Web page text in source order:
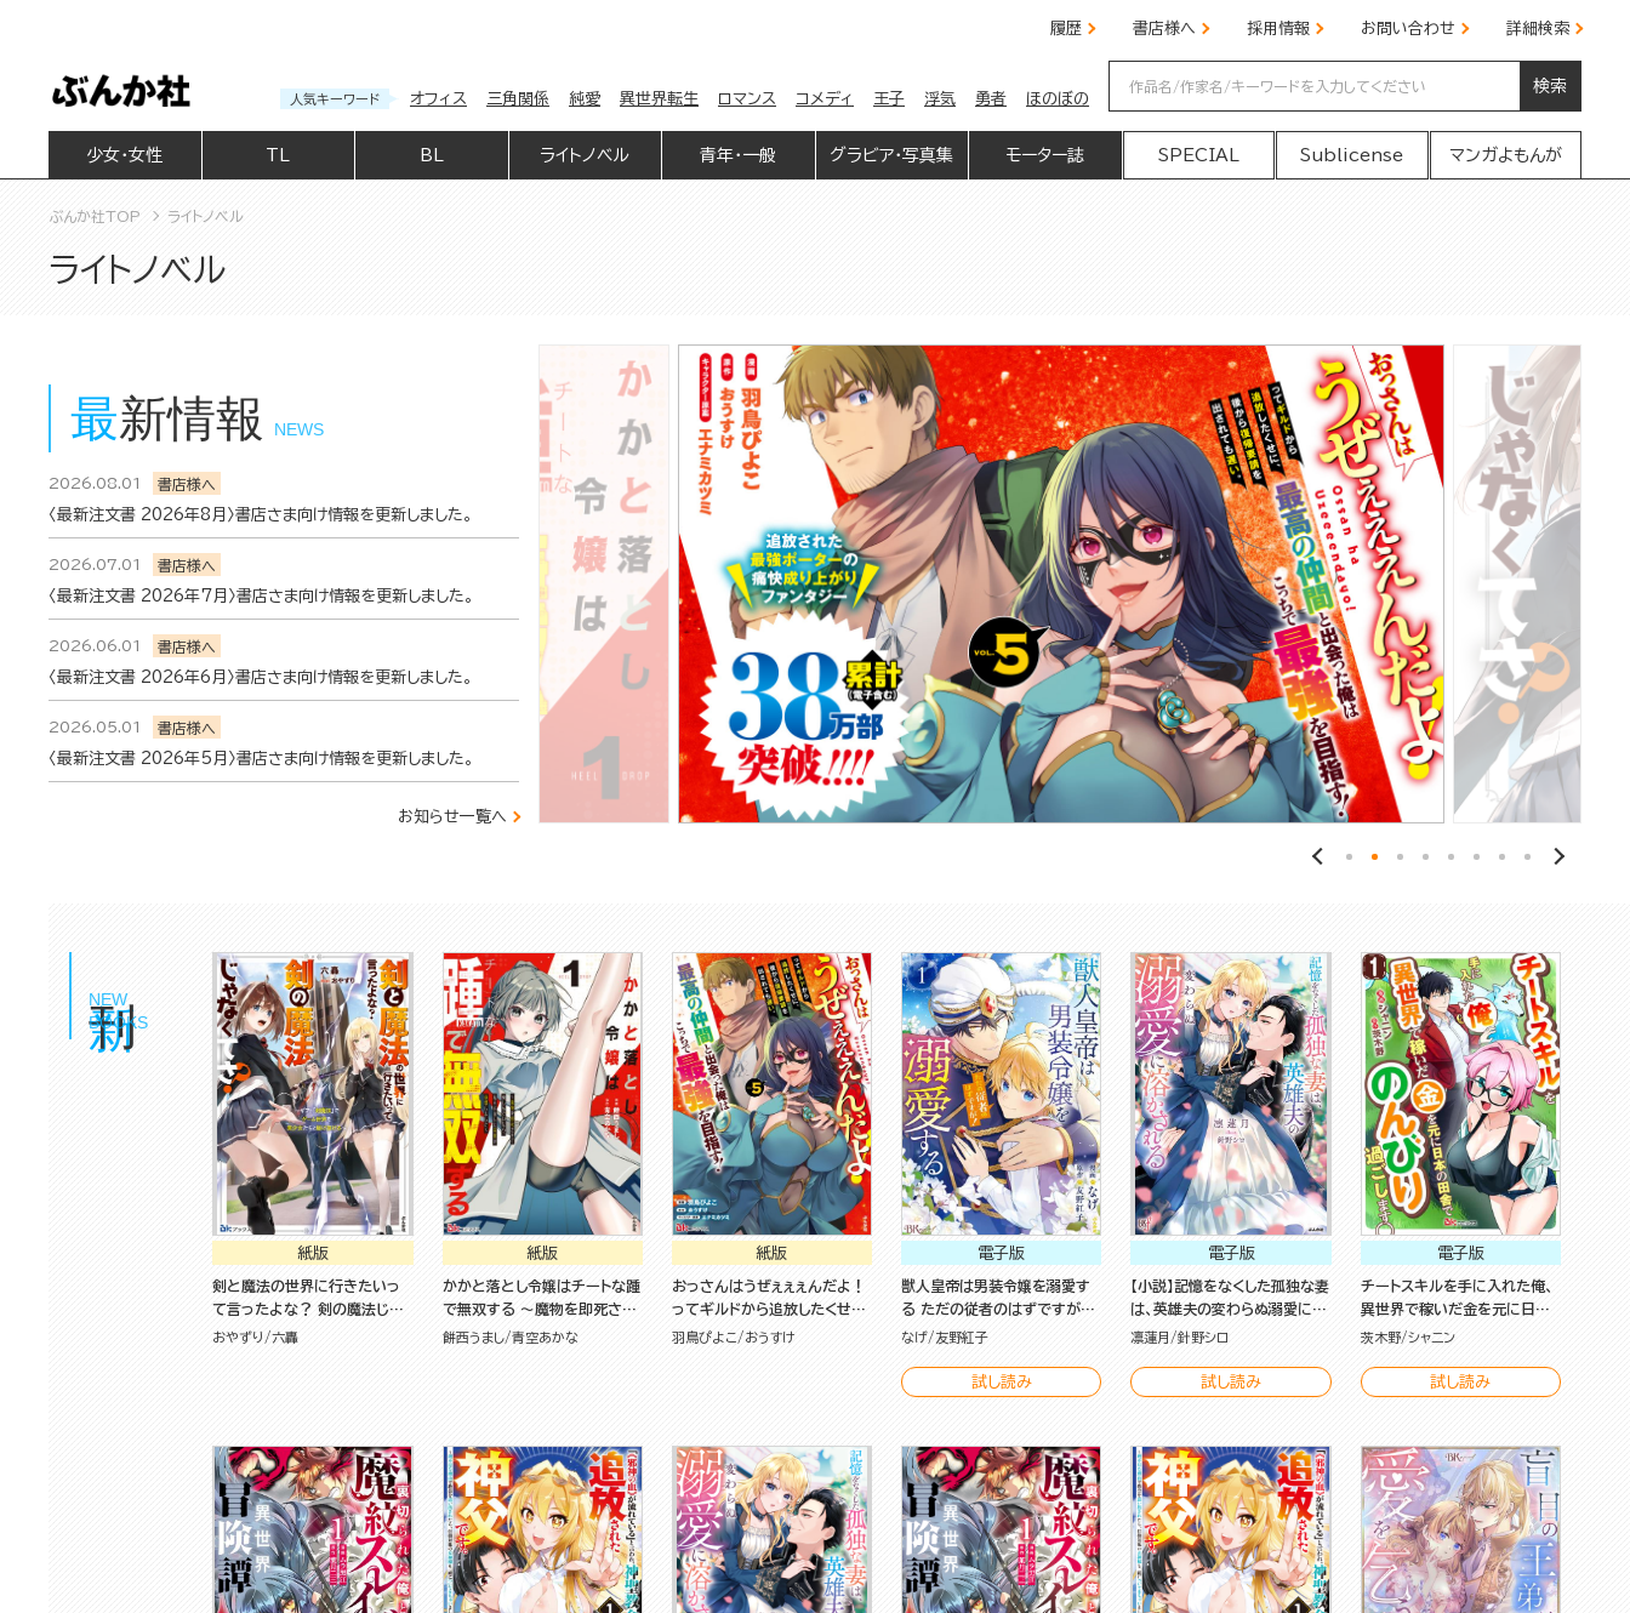
履歴 書店様へ 採用情報 お問い合わせ 詳細検索
人気キーワード オフィス 三角関係 純愛 異世界転生 ロマンス コメディ 王子 浮気 勇者 ほのぼの
検索
少女・女性 BL ライトノベル 青年・一般 グラビア・写真集 モーター誌 SPECIAL Sublicense マンガよもんが
ぶんか社TOP ライトノベル
ライトノベル
最新情報 NEWS
書店様へ
2026.08.01
〈最新注文書 2026年8月〉書店さま向け情報を更新しました。
書店様へ
2026.07.01
〈最新注文書 2026年7月〉書店さま向け情報を更新しました。
書店様へ
2026.06.01
〈最新注文書 2026年6月〉書店さま向け情報を更新しました。
書店様へ
2026.05.01
〈最新注文書 2026年5月〉書店さま向け情報を更新しました。
お知らせ一覧へ
NEW
BOOKS
紙版
剣と魔法の世界に行きたいっ
て言ったよな？ 剣の魔法じゃ
なくてさ？ ～ギフト「剣魔法」
おやずり 六轟
紙版
かかと落とし令嬢はチートな踵
で無双する ～魔物を即死させ
て楽しんでいたら、私を追放し
餅西うまし 青空あかな
紙版
おっさんはうぜぇぇぇんだよ！
ってギルドから追放したくせ
に、後から復帰要請を出されて
羽鳥ぴよこ おうすけ
電子版
獣人皇帝は男装令嬢を溺愛す
る ただの従者のはずですが！
コミック版 （1）
なげ 友野紅子
試し読み
電子版
【小説】記憶をなくした孤独な妻
は、英雄夫の変わらぬ溺愛に溶
かされる
凛蓮月 針野シロ
試し読み
電子版
チートスキルを手に入れた俺、
異世界で稼いだ金を元に日本
の田舎でのんびり過ごします。
茨木野 シャニン
試し読み